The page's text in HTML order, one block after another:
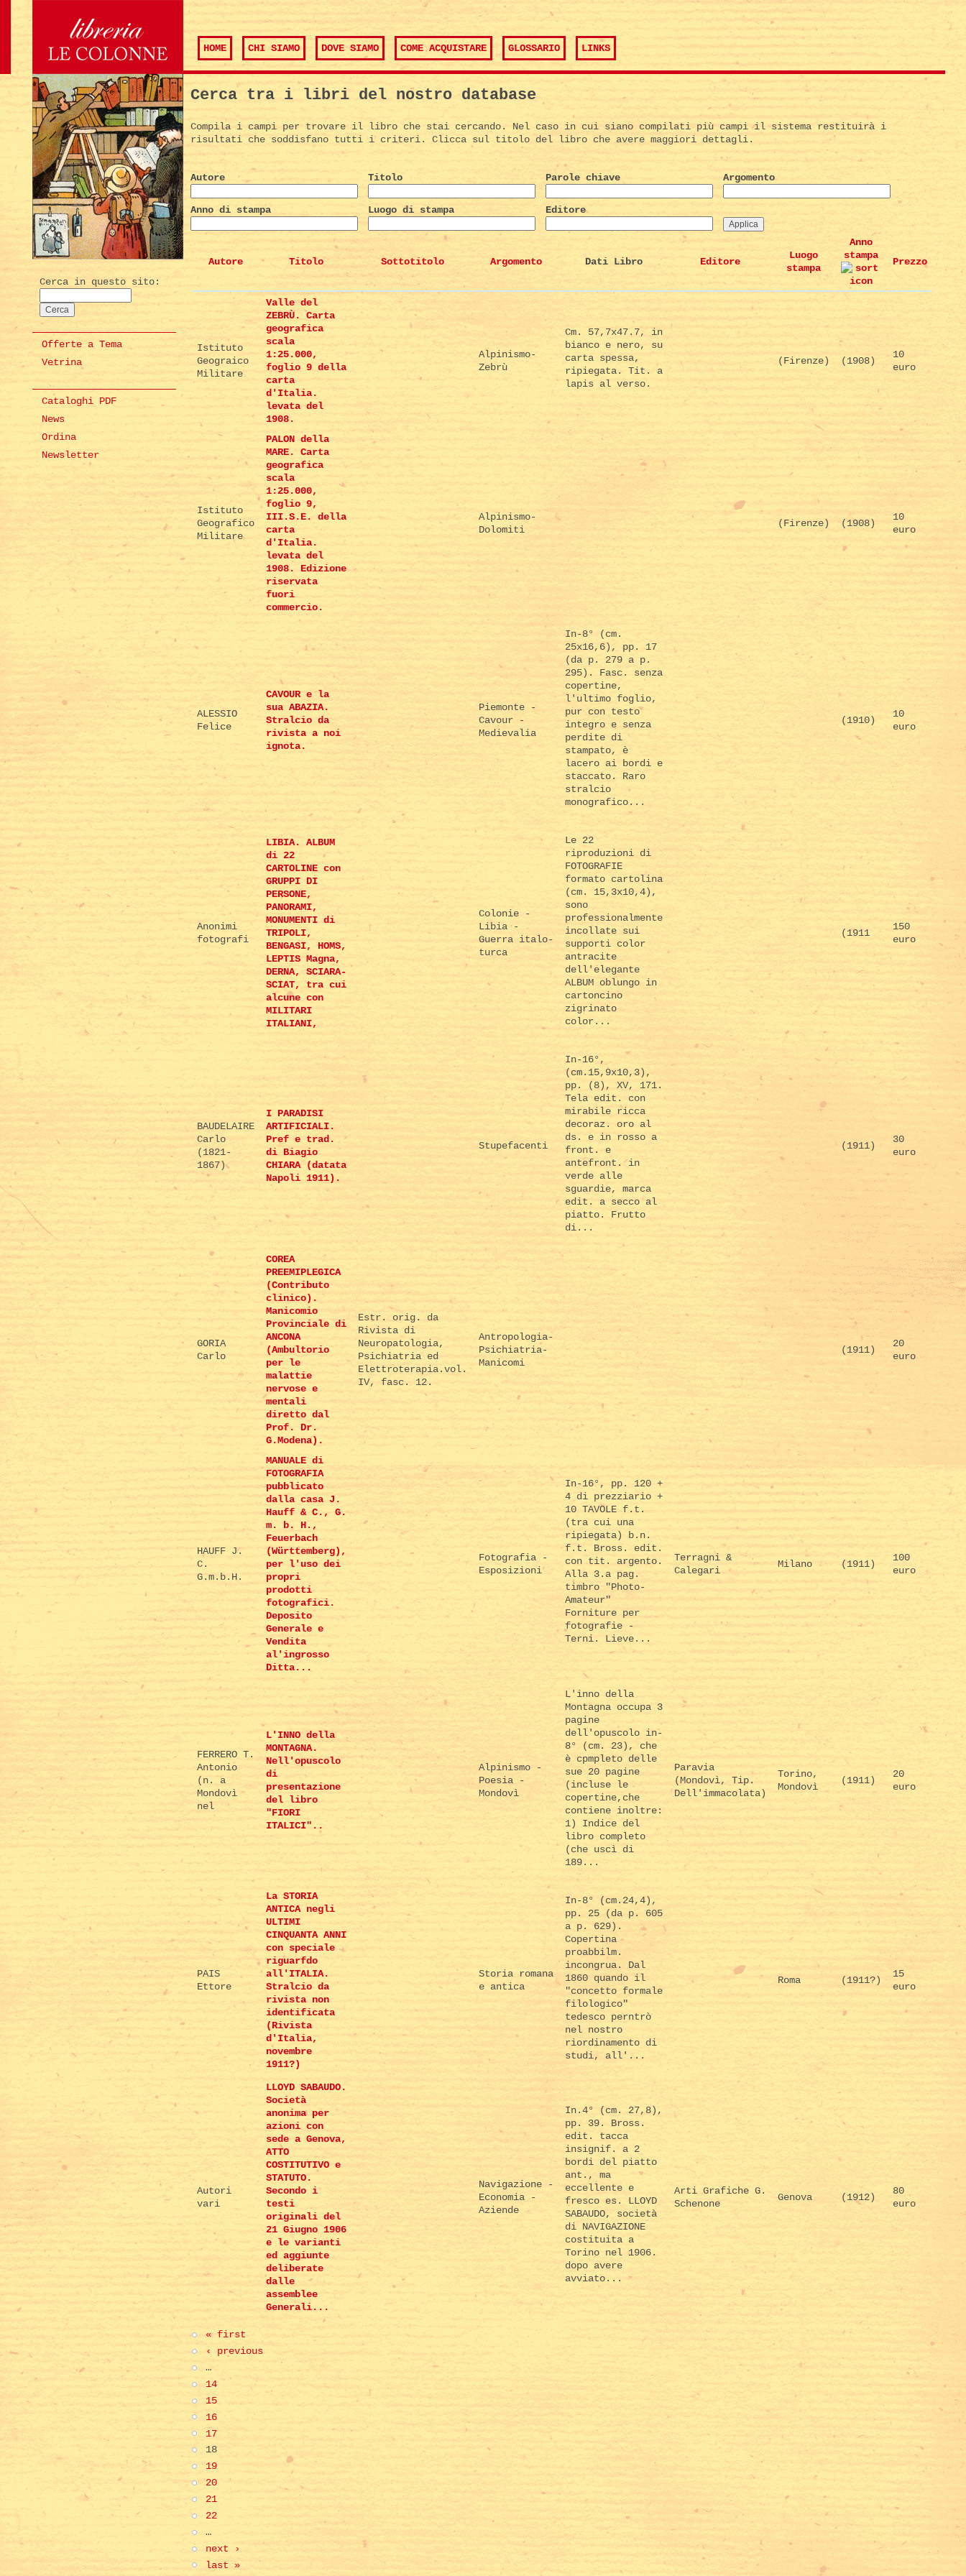
HOME CHI SIAMO DOVE SIAMO COME ACQUISTARE GLOSSARIO LINKS
Cerca in questo sito:
Offerte a Tema
Vetrina
Cataloghi PDF
News
Ordina
Newsletter
Cerca tra i libri del nostro database
Compila i campi per trovare il libro che stai cercando. Nel caso in cui siano compilati più campi il sistema restituirà i
risultati che soddisfano tutti i criteri. Clicca sul titolo del libro che avere maggiori dettagli.
Autore Titolo Parole chiave Argomento
Anno di stampa Luogo di stampa Editore
Autore Titolo Sottotitolo Argomento Dati Libro Editore
Luogo
stampa
Anno
stampa
Prezzo
Istituto
Geograico
Militare
Valle del
ZEBRÙ. Carta
geografica
scala
1:25.000,
foglio 9 della
carta
d'Italia.
levata del
1908.
Alpinismo-
Zebrù
Cm. 57,7x47.7, in
bianco e nero, su
carta spessa,
ripiegata. Tit. a
lapis al verso.
(Firenze) (1908)
10
euro
Istituto
Geografico
Militare
PALON della
MARE. Carta
geografica
scala
1:25.000,
foglio 9,
III.S.E. della
carta
d'Italia.
levata del
1908. Edizione
riservata
fuori
commercio.
Alpinismo-
Dolomiti
(Firenze) (1908)
10
euro
ALESSIO
Felice
CAVOUR e la
sua ABAZIA.
Stralcio da
rivista a noi
ignota.
Piemonte -
Cavour -
Medievalia
In-8° (cm.
25x16,6), pp. 17
(da p. 279 a p.
295). Fasc. senza
copertine,
l'ultimo foglio,
pur con testo
integro e senza
perdite di
stampato, è
lacero ai bordi e
staccato. Raro
stralcio
monografico...
(1910)
10
euro
Anonimi
fotografi
LIBIA. ALBUM
di 22
CARTOLINE con
GRUPPI DI
PERSONE,
PANORAMI,
MONUMENTI di
TRIPOLI,
BENGASI, HOMS,
LEPTIS Magna,
DERNA, SCIARA-
SCIAT, tra cui
alcune con
MILITARI
ITALIANI,
Colonie -
Libia -
Guerra italo-
turca
Le 22
riproduzioni di
FOTOGRAFIE
formato cartolina
(cm. 15,3x10,4),
sono
professionalmente
incollate sui
supporti color
antracite
dell'elegante
ALBUM oblungo in
cartoncino
zigrinato
color...
(1911
150
euro
BAUDELAIRE
Carlo
(1821-
1867)
I PARADISI
ARTIFICIALI.
Pref e trad.
di Biagio
CHIARA (datata
Napoli 1911).
Stupefacenti
In-16°,
(cm.15,9x10,3),
pp. (8), XV, 171.
Tela edit. con
mirabile ricca
decoraz. oro al
ds. e in rosso a
front. e
antefront. in
verde alle
sguardie, marca
edit. a secco al
piatto. Frutto
di...
(1911)
30
euro
GORIA
Carlo
COREA
PREEMIPLEGICA
(Contributo
clinico).
Manicomio
Provinciale di
ANCONA
(Ambultorio
per le
malattie
nervose e
mentali
diretto dal
Prof. Dr.
G.Modena).
Estr. orig. da
Rivista di
Neuropatologia,
Psichiatria ed
Elettroterapia.vol.
IV, fasc. 12.
Antropologia-
Psichiatria-
Manicomi
(1911)
20
euro
HAUFF J.
C.
G.m.b.H.
MANUALE di
FOTOGRAFIA
pubblicato
dalla casa J.
Hauff & C., G.
m. b. H.,
Feuerbach
(Württemberg),
per l'uso dei
propri
prodotti
fotografici.
Deposito
Generale e
Vendita
al'ingrosso
Ditta...
Fotografia -
Esposizioni
In-16°, pp. 120 +
4 di prezziario +
10 TAVOLE f.t.
(tra cui una
ripiegata) b.n.
f.t. Bross. edit.
con tit. argento.
Alla 3.a pag.
timbro "Photo-
Amateur"
Forniture per
fotografie -
Terni. Lieve...
Terragni &
Calegari
Milano (1911)
100
euro
FERRERO T.
Antonio
(n. a
Mondovì
nel
L'INNO della
MONTAGNA.
Nell'opuscolo
di
presentazione
del libro
"FIORI
ITALICI"..
Alpinismo -
Poesia -
Mondovì
L'inno della
Montagna occupa 3
pagine
dell'opuscolo in-
8° (cm. 23), che
è cpmpleto delle
sue 20 pagine
(incluse le
copertine,che
contiene inoltre:
1) Indice del
libro completo
(che uscì di
189...
Paravia
(Mondovì, Tip.
Dell'immacolata)
Torino,
Mondovì
(1911)
20
euro
PAIS
Ettore
La STORIA
ANTICA negli
ULTIMI
CINQUANTA ANNI
con speciale
riguarfdo
all'ITALIA.
Stralcio da
rivista non
identificata
(Rivista
d'Italia,
novembre
1911?)
Storia romana
e antica
In-8° (cm.24,4),
pp. 25 (da p. 605
a p. 629).
Copertina
proabbilm.
incongrua. Dal
1860 quando il
"concetto formale
filologico"
tedesco perntrò
nel nostro
riordinamento di
studi, all'...
Roma (1911?)
15
euro
Autori
vari
LLOYD SABAUDO.
Società
anonima per
azioni con
sede a Genova,
ATTO
COSTITUTIVO e
STATUTO.
Secondo i
testi
originali del
21 Giugno 1906
e le varianti
ed aggiunte
deliberate
dalle
assemblee
Generali...
Navigazione -
Economia -
Aziende
In.4° (cm. 27,8),
pp. 39. Bross.
edit. tacca
insignif. a 2
bordi del piatto
ant., ma
eccellente e
fresco es. LLOYD
SABAUDO, società
di NAVIGAZIONE
costituita a
Torino nel 1906.
dopo avere
avviato...
Arti Grafiche G.
Schenone
Genova (1912)
80
euro
« first
‹ previous
…
14
15
16
17
18
19
20
21
22
…
next ›
last »